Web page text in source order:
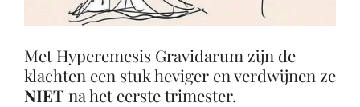
Met Hyperemesis Gravidarum zijn de
klachten een stuk heviger en verdwijnen ze
NIET na het eerste trimester.